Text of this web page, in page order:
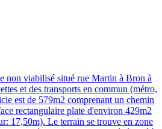
non viabilisé situé rue Martin à Bron à
et des transports en commun (métro,
est de 579m2 comprenant un chemin
rectangulaire plate d'environ 429m2
17,50m). Le terrain se trouve en zone